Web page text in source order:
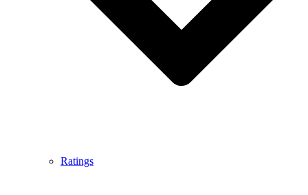
Ratings